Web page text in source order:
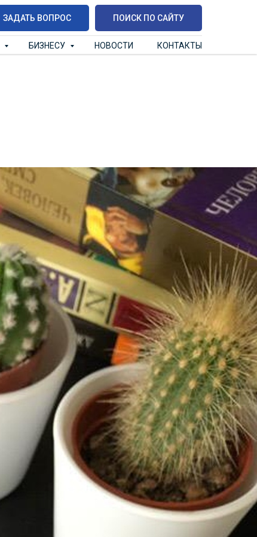
ЗАДАТЬ ВОПРОС ПОИСК ПО САЙТУ
БИЗНЕСУ НОВОСТИ КОНТАКТЫ